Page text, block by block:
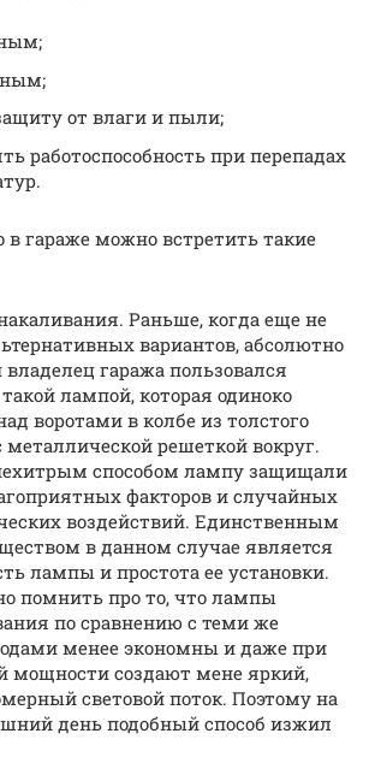
от влаги и пыли;
работоспособность при перепадах
в гараже можно встретить такие
Раньше, когда еще не
вариантов, абсолютно
гаража пользовался
лампой, которая одиноко
воротами в колбе из толстого
металлической решеткой вокруг.
способом лампу защищали
факторов и случайных
воздействий. Единственным
в данном случае является
лампы и простота ее установки.
помнить про то, что лампы
по сравнению с теми же
менее экономны и даже при
мощности создают мене яркий,
световой поток. Поэтому на
день подобный способ изжил